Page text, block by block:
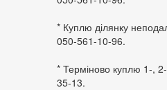
* Куплю ділянку
050-561-10-96.
* Терміново куплю 1-,
35-13.